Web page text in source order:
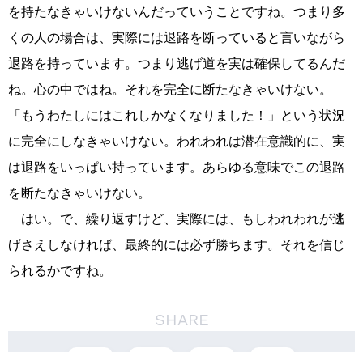
を持たなきゃいけないんだっていうことですね。つまり多
くの人の場合は、実際には退路を断っていると言いながら
退路を持っています。つまり逃げ道を実は確保してるんだ
ね。心の中ではね。それを完全に断たなきゃいけない。
「もうわたしにはこれしかなくなりました！」という状況
に完全にしなきゃいけない。われわれは潜在意識的に、実
は退路をいっぱい持っています。あらゆる意味でこの退路
を断たなきゃいけない。
はい。で、繰り返すけど、実際には、もしわれわれが逃
げさえしなければ、最終的には必ず勝ちます。それを信じ
られるかですね。
SHARE